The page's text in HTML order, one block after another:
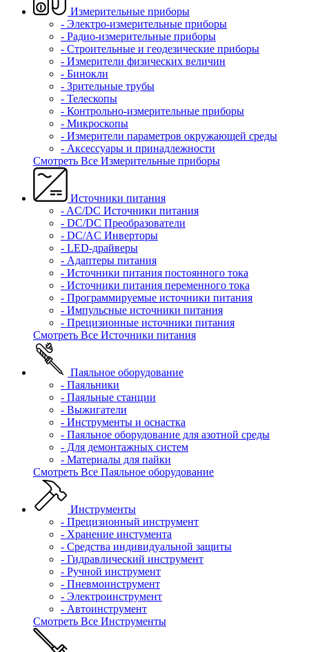
Измерительные приборы
- Электро-измерительные приборы
- Радио-измерительные приборы
- Строительные и геодезические приборы
- Измерители физических величин
- Бинокли
- Зрительные трубы
- Телескопы
- Контрольно-измерительные приборы
- Микроскопы
- Измерители параметров окружающей среды
- Аксессуары и принадлежности
Смотреть Все Измерительные приборы
Источники питания
- AC/DC Источники питания
- DC/DC Преобразователи
- DC/AC Инверторы
- LED-драйверы
- Адаптеры питания
- Источники питания постоянного тока
- Источники питания переменного тока
- Программируемые источники питания
- Импульсные источники питания
- Прецизионные источники питания
Смотреть Все Источники питания
Паяльное оборудование
- Паяльники
- Паяльные станции
- Выжигатели
- Инструменты и оснастка
- Паяльное оборудование для азотной среды
- Для демонтажных систем
- Материалы для пайки
Смотреть Все Паяльное оборудование
Инструменты
- Прецизионный инструмент
- Хранение инстумента
- Средства индивидуальной защиты
- Гидравлический инструмент
- Ручной инструмент
- Пневмоинструмент
- Электроинструмент
- Автоинструмент
Смотреть Все Инструменты